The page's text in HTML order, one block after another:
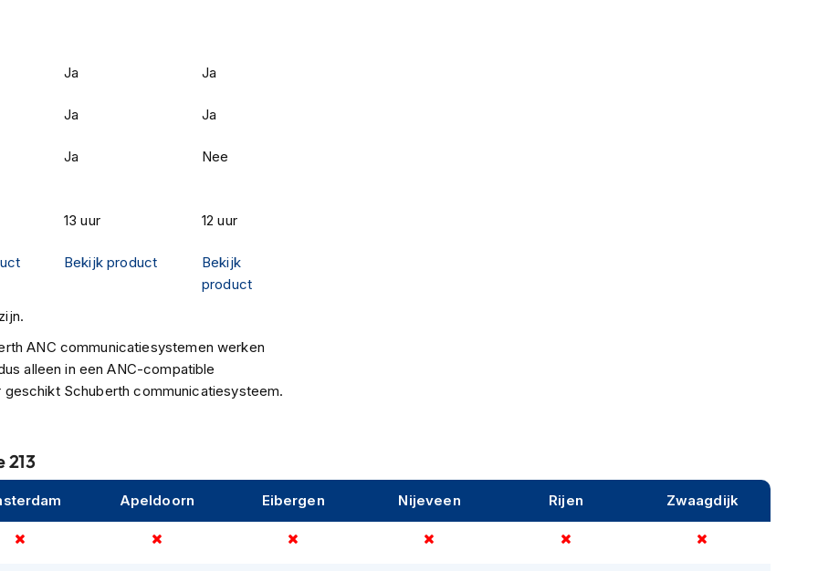
rijders zelfs onbeperkt!
213
Apeldoorn Eibergen Nijeveen Rijen Zwaagdijk
Ja Ja
Ja Ja
Ja Nee
13 uur 12 uur
Bekijk product
Bekijk
product
ANC communicatiesystemen werken
alleen in een ANC-compatible
Schuberth communicatiesysteem.